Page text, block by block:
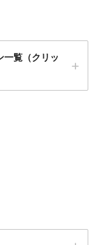
一覧（クリッ